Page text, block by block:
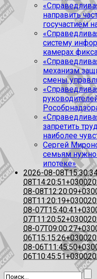
направить
госучастием
систему
камерах
механизм
смены
запретить
наиболее
Сергей
семьям нужно
ипотеке»
2026-08-
08T14:20:51+0300
08-
08T11:20:19+0300
08-
07T11:20:52+0300
08-
06T15:15:26+0300
08-
06T10:45:51+0300